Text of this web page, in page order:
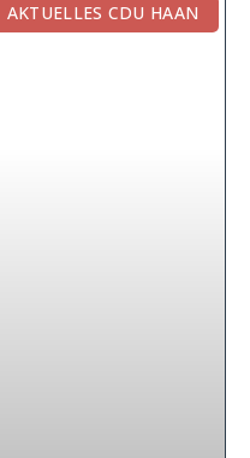
AKTUELLES CDU HAAN